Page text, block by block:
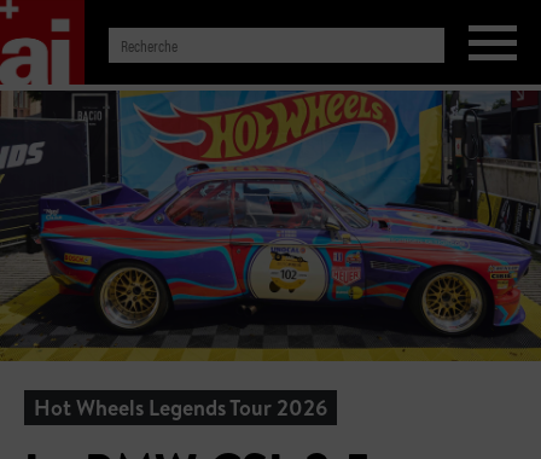
Hot Wheels Legends Tour 2026